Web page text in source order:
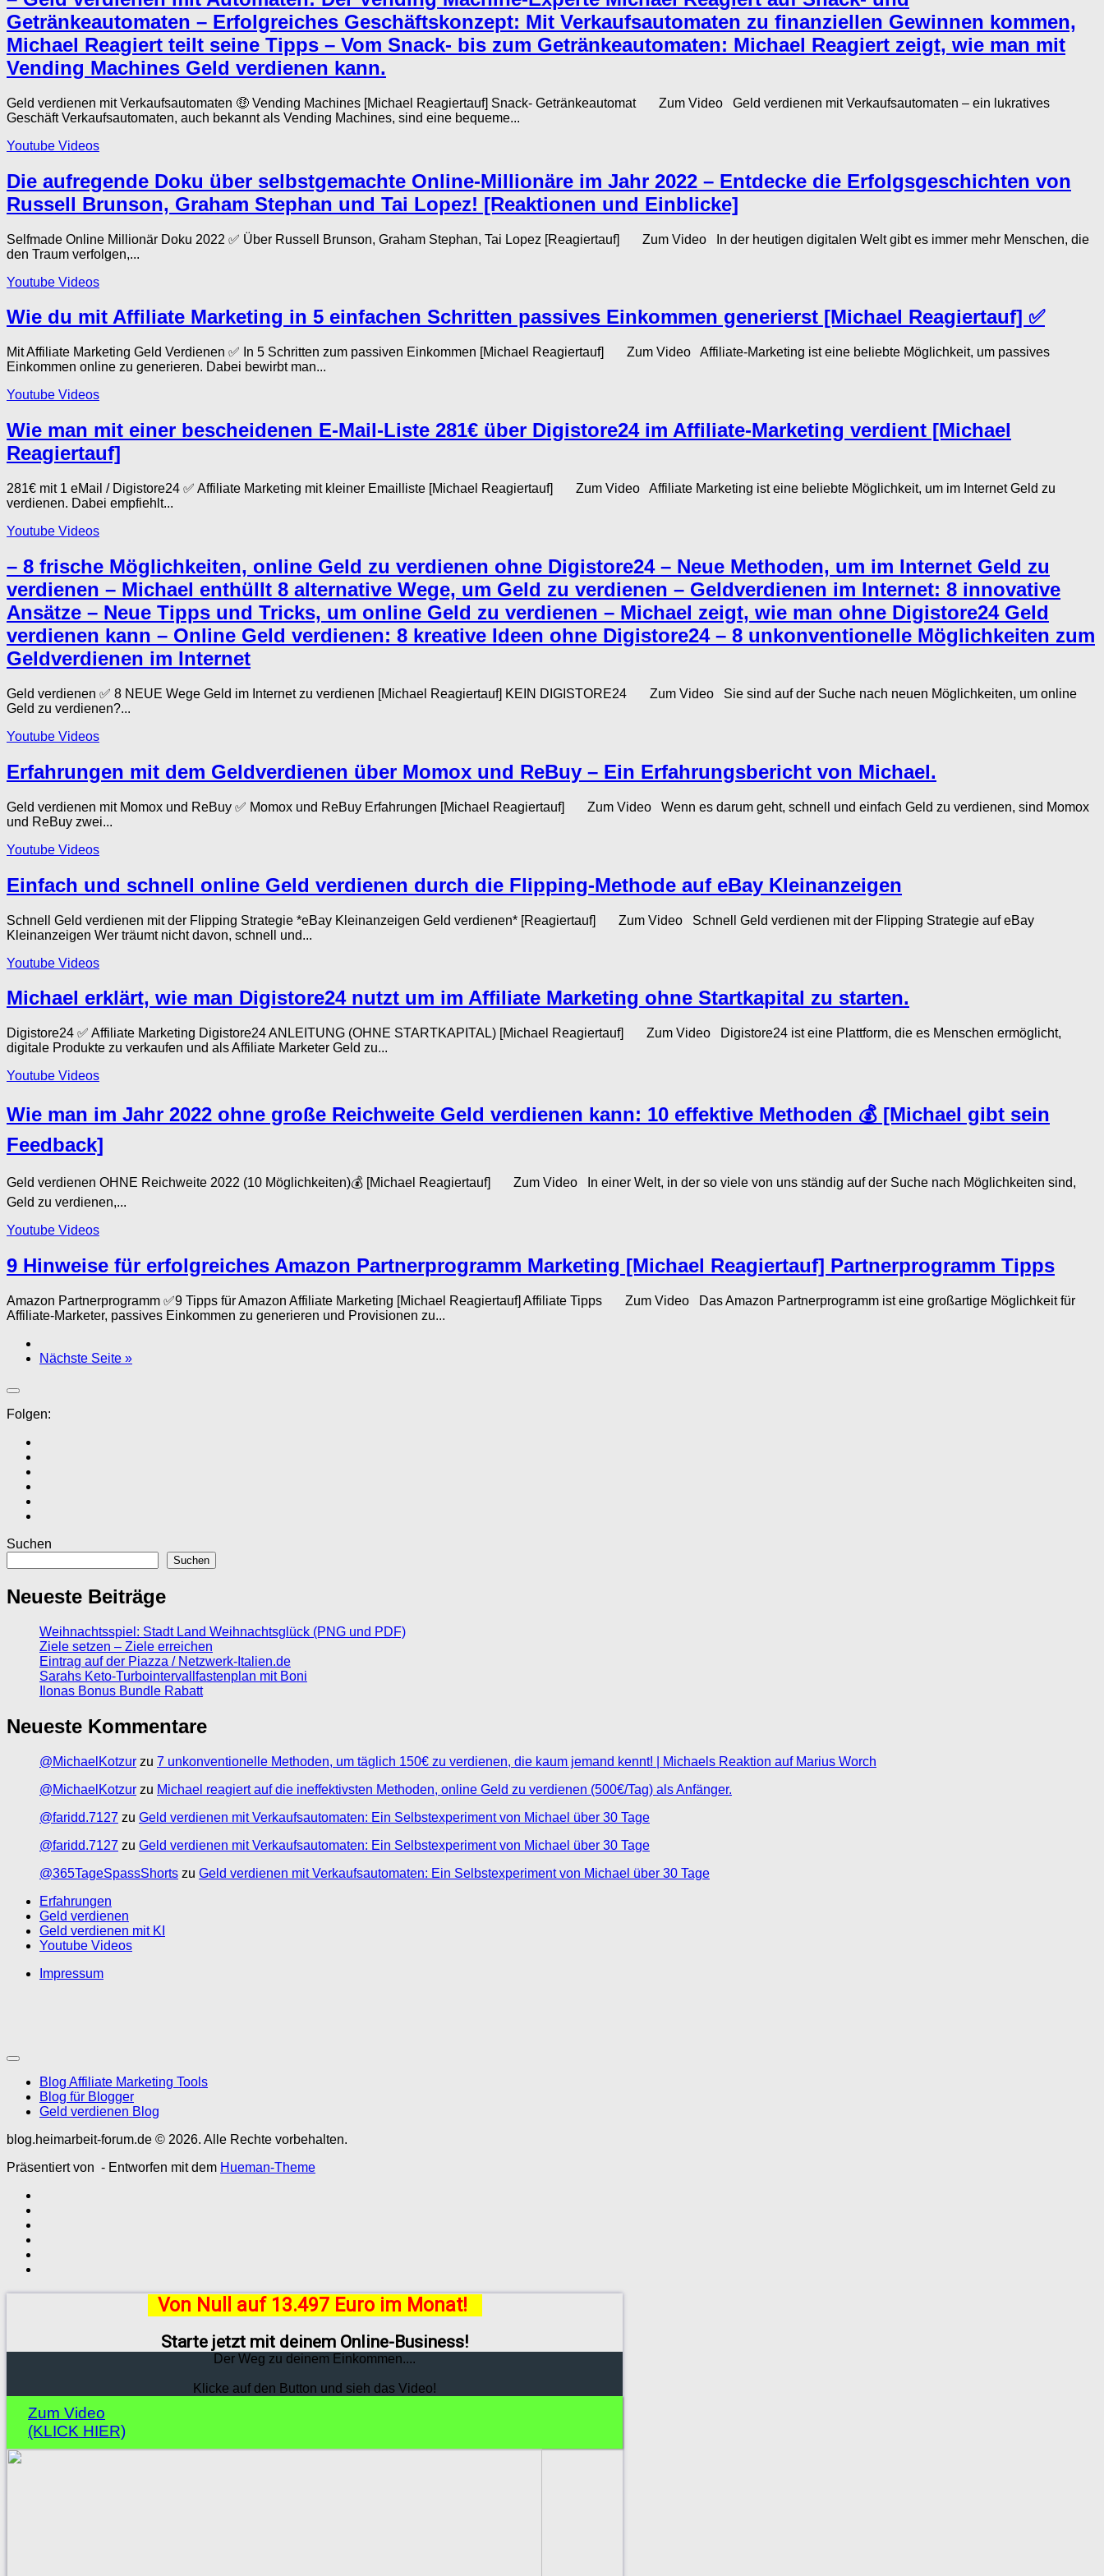
Getränkeautomaten – Erfolgreiches Geschäftskonzept: Mit Verkaufsautomaten zu finanziellen Gewinnen kommen,
Michael Reagiert teilt seine Tipps – Vom Snack- bis zum Getränkeautomaten: Michael Reagiert zeigt, wie man mit
Vending Machines Geld verdienen kann.
Geld verdienen mit Verkaufsautomaten 🤑 Vending Machines [Michael Reagiertauf] Snack- Getränkeautomat Zum Video Geld verdienen mit Verkaufsautomaten – ein lukratives
Geschäft Verkaufsautomaten, auch bekannt als Vending Machines, sind eine bequeme...
Youtube Videos
Die aufregende Doku über selbstgemachte Online-Millionäre im Jahr 2022 – Entdecke die Erfolgsgeschichten von
Russell Brunson, Graham Stephan und Tai Lopez! [Reaktionen und Einblicke]
Selfmade Online Millionär Doku 2022 ✅ Über Russell Brunson, Graham Stephan, Tai Lopez [Reagiertauf] Zum Video In der heutigen digitalen Welt gibt es immer mehr Menschen, die
den Traum verfolgen,...
Youtube Videos
Wie du mit Affiliate Marketing in 5 einfachen Schritten passives Einkommen generierst [Michael Reagiertauf] ✅
Mit Affiliate Marketing Geld Verdienen ✅ In 5 Schritten zum passiven Einkommen [Michael Reagiertauf] Zum Video Affiliate-Marketing ist eine beliebte Möglichkeit, um passives
Einkommen online zu generieren. Dabei bewirbt man...
Youtube Videos
Wie man mit einer bescheidenen E-Mail-Liste 281€ über Digistore24 im Affiliate-Marketing verdient [Michael
Reagiertauf]
281€ mit 1 eMail / Digistore24 ✅ Affiliate Marketing mit kleiner Emailliste [Michael Reagiertauf] Zum Video Affiliate Marketing ist eine beliebte Möglichkeit, um im Internet Geld zu
verdienen. Dabei empfiehlt...
Youtube Videos
– 8 frische Möglichkeiten, online Geld zu verdienen ohne Digistore24 – Neue Methoden, um im Internet Geld zu
verdienen – Michael enthüllt 8 alternative Wege, um Geld zu verdienen – Geldverdienen im Internet: 8 innovative
Ansätze – Neue Tipps und Tricks, um online Geld zu verdienen – Michael zeigt, wie man ohne Digistore24 Geld
verdienen kann – Online Geld verdienen: 8 kreative Ideen ohne Digistore24 – 8 unkonventionelle Möglichkeiten zum
Geldverdienen im Internet
Geld verdienen ✅ 8 NEUE Wege Geld im Internet zu verdienen [Michael Reagiertauf] KEIN DIGISTORE24 Zum Video Sie sind auf der Suche nach neuen Möglichkeiten, um online
Geld zu verdienen?...
Youtube Videos
Erfahrungen mit dem Geldverdienen über Momox und ReBuy – Ein Erfahrungsbericht von Michael.
Geld verdienen mit Momox und ReBuy ✅ Momox und ReBuy Erfahrungen [Michael Reagiertauf] Zum Video Wenn es darum geht, schnell und einfach Geld zu verdienen, sind Momox
und ReBuy zwei...
Youtube Videos
Einfach und schnell online Geld verdienen durch die Flipping-Methode auf eBay Kleinanzeigen
Schnell Geld verdienen mit der Flipping Strategie *eBay Kleinanzeigen Geld verdienen* [Reagiertauf] Zum Video Schnell Geld verdienen mit der Flipping Strategie auf eBay
Kleinanzeigen Wer träumt nicht davon, schnell und...
Youtube Videos
Michael erklärt, wie man Digistore24 nutzt um im Affiliate Marketing ohne Startkapital zu starten.
Digistore24 ✅ Affiliate Marketing Digistore24 ANLEITUNG (OHNE STARTKAPITAL) [Michael Reagiertauf] Zum Video Digistore24 ist eine Plattform, die es Menschen ermöglicht,
digitale Produkte zu verkaufen und als Affiliate Marketer Geld zu...
Youtube Videos
Wie man im Jahr 2022 ohne große Reichweite Geld verdienen kann: 10 effektive Methoden 💰 [Michael gibt sein
Feedback]
Geld verdienen OHNE Reichweite 2022 (10 Möglichkeiten)💰 [Michael Reagiertauf] Zum Video In einer Welt, in der so viele von uns ständig auf der Suche nach Möglichkeiten sind,
Geld zu verdienen,...
Youtube Videos
9 Hinweise für erfolgreiches Amazon Partnerprogramm Marketing [Michael Reagiertauf] Partnerprogramm Tipps
Amazon Partnerprogramm ✅9 Tipps für Amazon Affiliate Marketing [Michael Reagiertauf] Affiliate Tipps Zum Video Das Amazon Partnerprogramm ist eine großartige Möglichkeit für
Affiliate-Marketer, passives Einkommen zu generieren und Provisionen zu...
Nächste Seite »
Folgen:
Suchen
Suchen
Neueste Beiträge
Weihnachtsspiel: Stadt Land Weihnachtsglück (PNG und PDF)
Ziele setzen – Ziele erreichen
Eintrag auf der Piazza / Netzwerk-Italien.de
Sarahs Keto-Turbointervallfastenplan mit Boni
Ilonas Bonus Bundle Rabatt
Neueste Kommentare
@MichaelKotzur zu 7 unkonventionelle Methoden, um täglich 150€ zu verdienen, die kaum jemand kennt! | Michaels Reaktion auf Marius Worch
@MichaelKotzur zu Michael reagiert auf die ineffektivsten Methoden, online Geld zu verdienen (500€/Tag) als Anfänger.
@faridd.7127 zu Geld verdienen mit Verkaufsautomaten: Ein Selbstexperiment von Michael über 30 Tage
@faridd.7127 zu Geld verdienen mit Verkaufsautomaten: Ein Selbstexperiment von Michael über 30 Tage
@365TageSpassShorts zu Geld verdienen mit Verkaufsautomaten: Ein Selbstexperiment von Michael über 30 Tage
Erfahrungen
Geld verdienen
Geld verdienen mit KI
Youtube Videos
Impressum
Blog Affiliate Marketing Tools
Blog für Blogger
Geld verdienen Blog
blog.heimarbeit-forum.de © 2026. Alle Rechte vorbehalten.
Präsentiert von - Entworfen mit dem Hueman-Theme
Von Null auf 13.497 Euro im Monat!
Starte jetzt mit deinem Online-Business!
Der Weg zu deinem Einkommen....
Klicke auf den Button und sieh das Video!
Zum Video
(KLICK HIER)